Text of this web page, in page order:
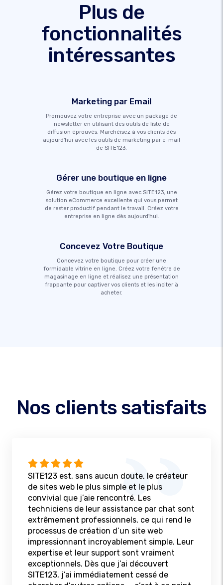
Plus de
fonctionnalités
intéressantes
Marketing par Email
Promouvez votre entreprise avec un package de
newsletter en utilisant des outils de liste de
diffusion éprouvés. Marchéisez à vos clients dès
aujourd'hui avec les outils de marketing par e-mail
de SITE123.
Gérer une boutique en ligne
Gérez votre boutique en ligne avec SITE123, une
solution eCommerce excellente qui vous permet
de rester productif pendant le travail. Créez votre
entreprise en ligne dès aujourd'hui.
Concevez Votre Boutique
Concevez votre boutique pour créer une
formidable vitrine en ligne. Créez votre fenêtre de
magasinage en ligne et réalisez une présentation
frappante pour captiver vos clients et les inciter à
acheter.
Nos clients satisfaits
SITE123 est, sans aucun doute, le créateur
de sites web le plus simple et le plus
convivial que j’aie rencontré. Les
techniciens de leur assistance par chat sont
extrêmement professionnels, ce qui rend le
processus de création d’un site web
impressionnant incroyablement simple. Leur
expertise et leur support sont vraiment
exceptionnels. Dès que j’ai découvert
SITE123, j’ai immédiatement cessé de